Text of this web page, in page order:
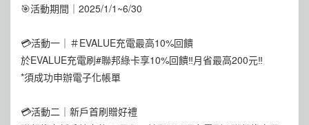
🎯活動期間｜2025/1/1~6/30
💳活動一｜＃EVALUE充電最高10%回饋
於EVALUE充電刷#聯邦綠卡享10%回饋‼️月省最高200元‼️
*須成功申辦電子化帳單
💳活動二｜新戶首刷贈好禮